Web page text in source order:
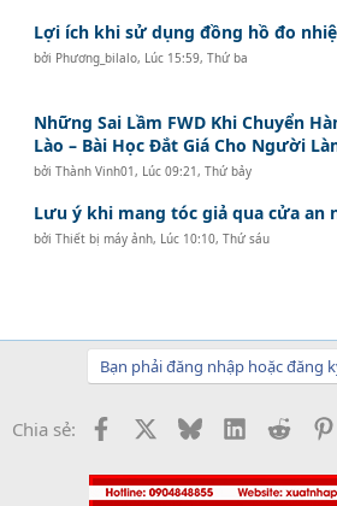
Lợi ích khi sử dụng đồng hồ đo
bởi Phương_bilalo, Lúc 15:59, Thứ ba
Những Sai Lầm FWD Khi Chuyển
Lào – Bài Học Đắt Giá Cho Người
bởiThành Vinh01 , Lúc 09:21, Thứ bảy
Lưu ý khi mang tóc giả qua cửa an
bởiThiết bị máy ảnh, Lúc 10:10, Thứ sáu
Bạn phải đăng nhập hoặc đăng
Chia sẻ: Facebook BlueskyLinkedInReddit